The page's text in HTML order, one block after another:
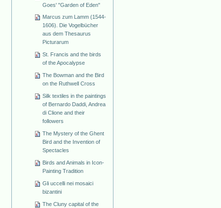
Goes' "Garden of Eden"
Marcus zum Lamm (1544-
1606). Die Vogelbücher
aus dem Thesaurus
Picturarum
St. Francis and the birds
of the Apocalypse
The Bowman and the Bird
on the Ruthwell Cross
Silk textiles in the paintings
of Bernardo Daddi, Andrea
di Clione and their
followers
The Mystery of the Ghent
Bird and the Invention of
Spectacles
Birds and Animals in Icon-
Painting Tradition
Gli uccelli nei mosaici
bizantini
The Cluny capital of the